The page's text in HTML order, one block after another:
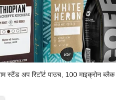
स्टैंड अप रिटॉर्ट पाउच, 100 माइक्रोन